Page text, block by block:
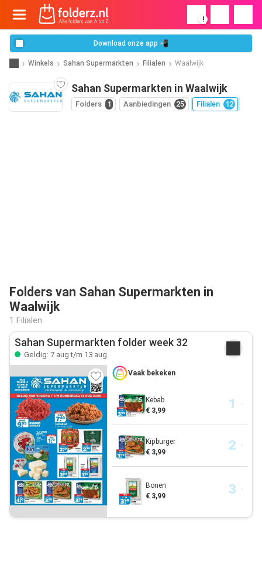
!
Download onze app 📲
Winkels Sahan Supermarkten Filialen Waalwijk
Sahan Supermarkten in Waalwijk
Folders 1 Aanbiedingen 25 Filialen 12
Folders van Sahan Supermarkten in
Waalwijk
1 Filialen
Sahan Supermarkten folder week 32
Geldig: 7 aug t/m 13 aug
Vaak bekeken
Kebab
€ 3,99
Kipburger
€ 3,99
Bonen
€ 3,99